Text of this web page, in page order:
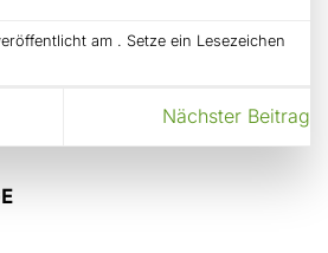
am . Setze ein Lesezeichen
Nächster Beitrag